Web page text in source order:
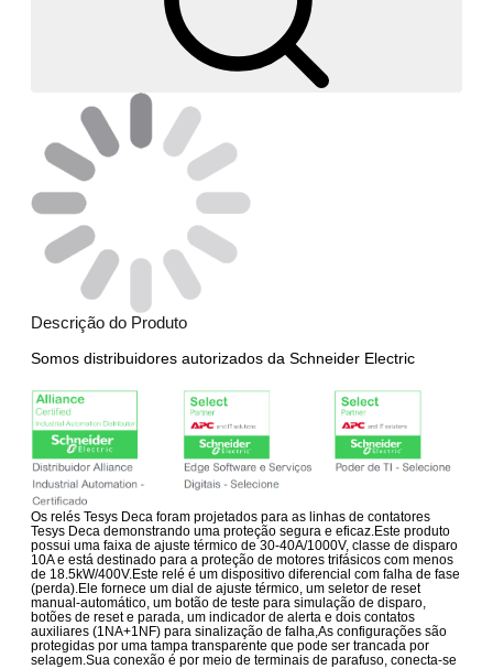
Descrição do Produto
Somos distribuidores autorizados da Schneider Electric
Os relés Tesys Deca foram projetados para as linhas de contatores
Tesys Deca demonstrando uma proteção segura e eficaz.Este produto
possui uma faixa de ajuste térmico de 30-40A/1000V, classe de disparo
10A e está destinado para a proteção de motores trifásicos com menos
de 18.5kW/400V.Este relé é um dispositivo diferencial com falha de fase
(perda).Ele fornece um dial de ajuste térmico, um seletor de reset
manual-automático, um botão de teste para simulação de disparo,
botões de reset e parada, um indicador de alerta e dois contatos
auxiliares (1NA+1NF) para sinalização de falha,As configurações são
protegidas por uma tampa transparente que pode ser trancada por
selagem.Sua conexão é por meio de terminais de parafuso, conecta-se